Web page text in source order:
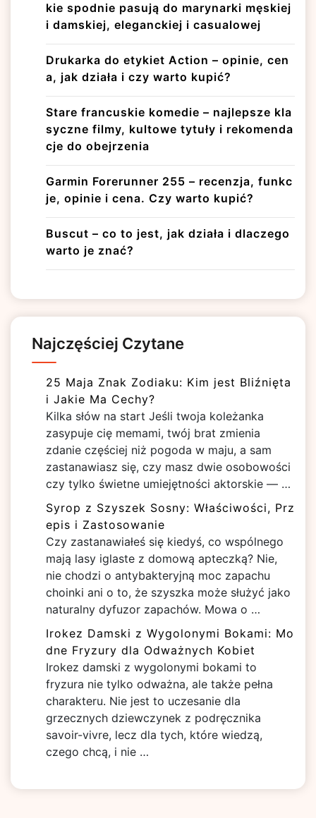
kie spodnie pasują do marynarki męskiej
i damskiej, eleganckiej i casualowej
Drukarka do etykiet Action – opinie, cen
a, jak działa i czy warto kupić?
Stare francuskie komedie – najlepsze kla
syczne filmy, kultowe tytuły i rekomenda
cje do obejrzenia
Garmin Forerunner 255 – recenzja, funkc
je, opinie i cena. Czy warto kupić?
Buscut – co to jest, jak działa i dlaczego
warto je znać?
Najczęściej Czytane
25 Maja Znak Zodiaku: Kim jest Bliźnięta
i Jakie Ma Cechy?
Kilka słów na start Jeśli twoja koleżanka
zasypuje cię memami, twój brat zmienia
zdanie częściej niż pogoda w maju, a sam
zastanawiasz się, czy masz dwie osobowości
czy tylko świetne umiejętności aktorskie — …
Syrop z Szyszek Sosny: Właściwości, Prz
epis i Zastosowanie
Czy zastanawiałeś się kiedyś, co wspólnego
mają lasy iglaste z domową apteczką? Nie,
nie chodzi o antybakteryjną moc zapachu
choinki ani o to, że szyszka może służyć jako
naturalny dyfuzor zapachów. Mowa o …
Irokez Damski z Wygolonymi Bokami: Mo
dne Fryzury dla Odważnych Kobiet
Irokez damski z wygolonymi bokami to
fryzura nie tylko odważna, ale także pełna
charakteru. Nie jest to uczesanie dla
grzecznych dziewczynek z podręcznika
savoir-vivre, lecz dla tych, które wiedzą,
czego chcą, i nie …